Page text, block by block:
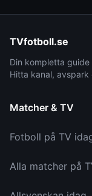
TVfotboll.se
Din kompletta
Hitta kanal, avspark
Matcher & TV
Fotboll på TV
Alla matcher på